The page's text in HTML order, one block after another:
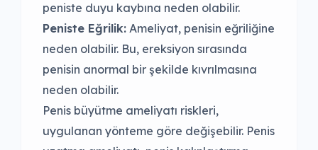
peniste duyu kaybına neden olabilir.
Peniste Eğrilik: Ameliyat, penisin eğriliğine
neden olabilir. Bu, ereksiyon sırasında
penisin anormal bir şekilde kıvrılmasına
neden olabilir.
Penis büyütme ameliyatı riskleri,
uygulanan yönteme göre değişebilir. Penis